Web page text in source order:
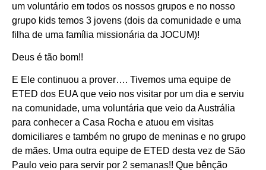
um voluntário em todos os nossos grupos e no nosso
grupo kids temos 3 jovens (dois da comunidade e uma
filha de uma família missionária da JOCUM)!
Deus é tão bom!!
E Ele continuou a prover…. Tivemos uma equipe de
ETED dos EUA que veio nos visitar por um dia e serviu
na comunidade, uma voluntária que veio da Austrália
para conhecer a Casa Rocha e atuou em visitas
domiciliares e também no grupo de meninas e no grupo
de mães. Uma outra equipe de ETED desta vez de São
Paulo veio para servir por 2 semanas!! Que bênção